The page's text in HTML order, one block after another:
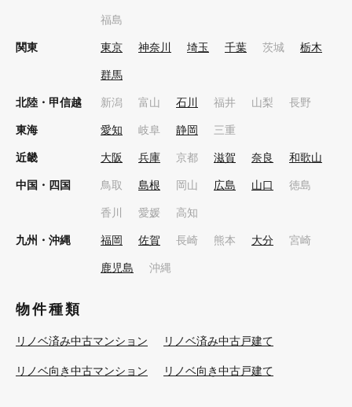
福島
関東 東京 神奈川 埼玉 千葉 茨城 栃木
群馬
北陸・甲信越 新潟 富山 石川 福井 山梨 長野
東海 愛知 岐阜 静岡 三重
近畿 大阪 兵庫 京都 滋賀 奈良 和歌山
中国・四国 鳥取 島根 岡山 広島 山口 徳島
香川 愛媛 高知
九州・沖縄 福岡 佐賀 長崎 熊本 大分 宮崎
鹿児島 沖縄
物件種類
リノベ済み中古マンション リノベ済み中古戸建て
リノベ向き中古マンション リノベ向き中古戸建て